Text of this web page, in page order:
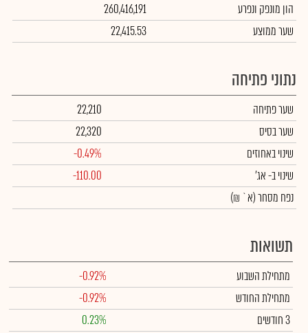
הון מונפק ונפרע
260,416,191
שער ממוצע
22,415.53
נתוני פתיחה
שער פתיחה
22,210
שער בסיס
22,320
שינוי באחוזים
-0.49%
שינויב- אג'
-110.00
נפח מסחר(א` ₪)
תשואות
מתחילת השבוע
-0.92%
מתחילת החודש
-0.92%
3 חודשים
0.23%